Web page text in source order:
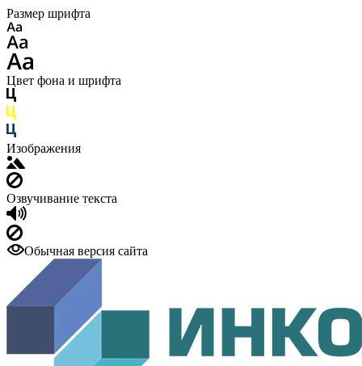
Размер шрифта
Цвет фона и шрифта
Изображения
Озвучивание текста
Обычная версия сайта